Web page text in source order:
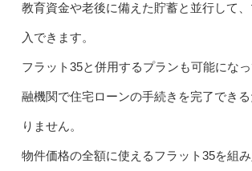
教育資金や老後に備えた貯蓄と並行して
入できます。
フラット35と併用するプランも可能にな
融機関で住宅ローンの手続きを完了でき
りません。
物件価格の全額に使えるフラット35を組